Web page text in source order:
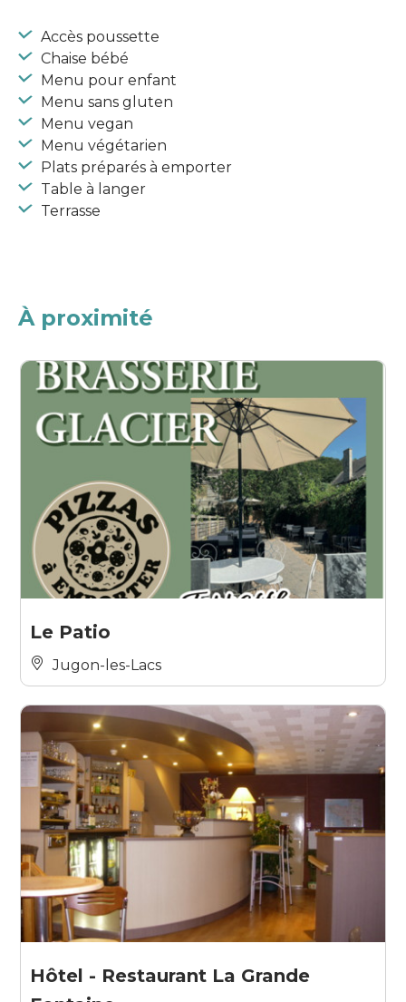
Accès poussette
Chaise bébé
Menu pour enfant
Menu sans gluten
Menu vegan
Menu végétarien
Plats préparés à emporter
Table à langer
Terrasse
À proximité
Le Patio
Jugon-les-Lacs
Hôtel - Restaurant La Grande